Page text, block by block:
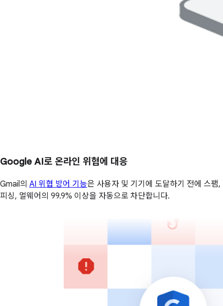
Google AI로 온라인 위협에 대응
Gmail의 AI 위협 방어 기능은 사용자 및 기기에 도달하기 전에 스팸,
피싱, 멀웨어의 99.9% 이상을 자동으로 차단합니다.